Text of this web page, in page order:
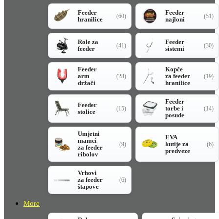
Feeder
hranilice
(60)
Feeder
najloni
(51)
Role za
feeder
(41)
Feeder
sistemi
(30)
Feeder
arm
držači
(28)
Kopče
za feeder
hranilice
(19)
Feeder
stolice
(15)
Feeder
torbe i
posude
(14)
Umjetni
mamci
za feeder
ribolov
(9)
EVA
kutije za
predveze
(6)
Vrhovi
za feeder
štapove
(6)
More